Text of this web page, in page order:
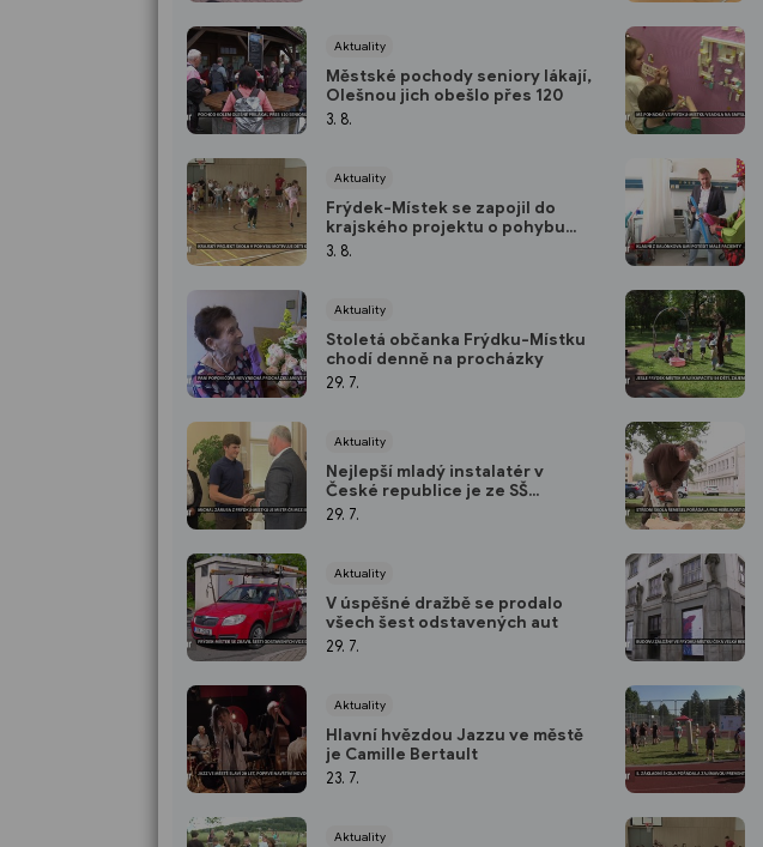
Aktuality
Městské pochody seniory lákají,
Olešnou jich obešlo přes 120
3. 8.
Aktuality
Frýdek-Místek se zapojil do
krajského projektu o pohybu
dětí, ale založil i svůj
3. 8.
Aktuality
Stoletá občanka Frýdku-Místku
chodí denně na procházky
29. 7.
Aktuality
Nejlepší mladý instalatér v
České republice je ze SŠ
řemesel ve Frýdku-Místku
29. 7.
Aktuality
V úspěšné dražbě se prodalo
všech šest odstavených aut
29. 7.
Aktuality
Hlavní hvězdou Jazzu ve městě
je Camille Bertault
23. 7.
Aktuality